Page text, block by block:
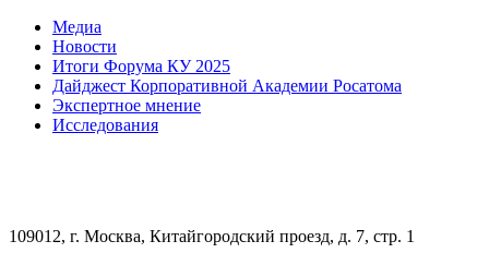
Медиа
Новости
Итоги Форума КУ 2025
Дайджест Корпоративной Академии Росатома
Экспертное мнение
Исследования
109012, г. Москва, Китайгородский проезд, д. 7, стр. 1